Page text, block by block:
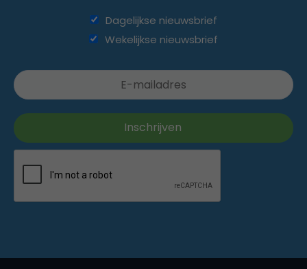
Dagelijkse nieuwsbrief
Wekelijkse nieuwsbrief